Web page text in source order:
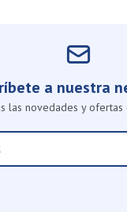
a nuestra
las novedades y ofertas